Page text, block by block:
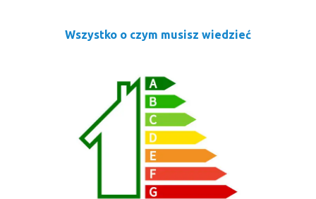
Wszystko o czym musisz wiedzieć